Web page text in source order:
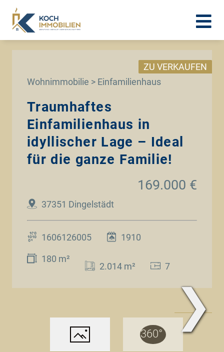
Wohnimmobilie > Einfamilienhaus
ZU VERKAUFEN
Traumhaftes
Einfamilienhaus in
idyllischer Lage – Ideal
für die ganze Familie!
37351 Dingelstädt
169.000 €
1606126005 1910
180 m²
2.014 m² 7
❯